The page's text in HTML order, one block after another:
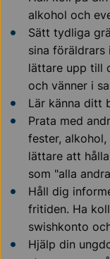
alkohol och
Sätt tydliga
sina föräldrars
lättare upp till
och vänner i
Lär känna ditt
Prata med
fester, alkohol,
lättare att
som "alla
Håll dig
fritiden. Ha
swishkonto
Hjälp din